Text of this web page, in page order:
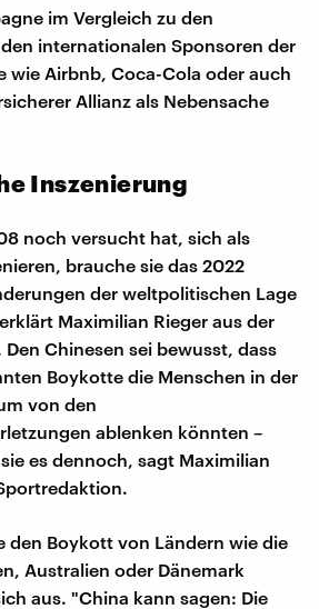
im Vergleich zu den
internationalen Sponsoren der
wie Airbnb, Coca-Cola oder auch
Allianz als Nebensache
Inszenierung
noch versucht hat, sich als
brauche sie das 2022
der weltpolitischen Lage
Maximilian Rieger aus der
Chinesen sei bewusst, dass
Boykotte die Menschen in der
von den
ablenken könnten –
es dennoch, sagt Maximilian
den Boykott von Ländern wie die
Australien oder Dänemark
aus. "China kann sagen: Die